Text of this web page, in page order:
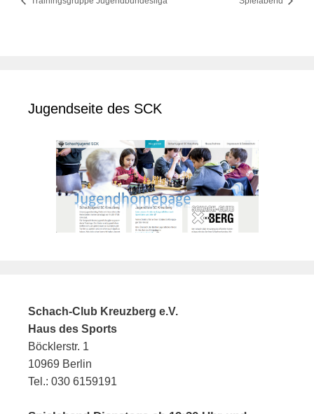
Jugendseite des SCK
Schach-Club Kreuzberg e.V.
Haus des Sports
Böcklerstr. 1
10969 Berlin
Tel.: 030 6159191